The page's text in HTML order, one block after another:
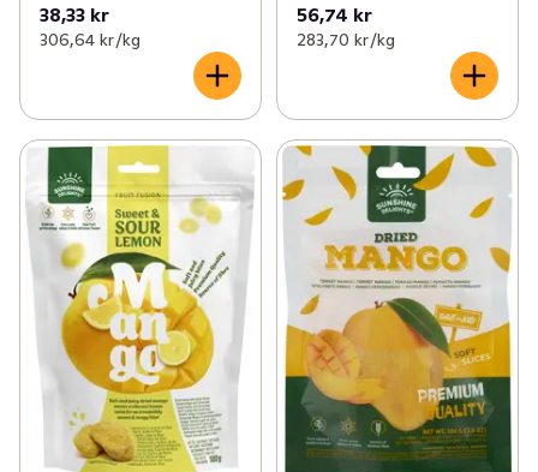
38,33 kr
306,64 kr /kg
56,74 kr
283,70 kr /kg